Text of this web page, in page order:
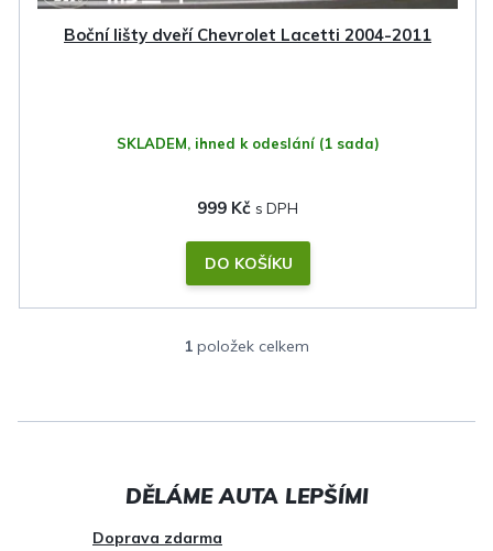
Boční lišty dveří Chevrolet Lacetti 2004-2011
SKLADEM, ihned k odeslání (1 sada)
999 Kč
DO KOŠÍKU
O
l
a
1 položek celkem
Doprava zdarma